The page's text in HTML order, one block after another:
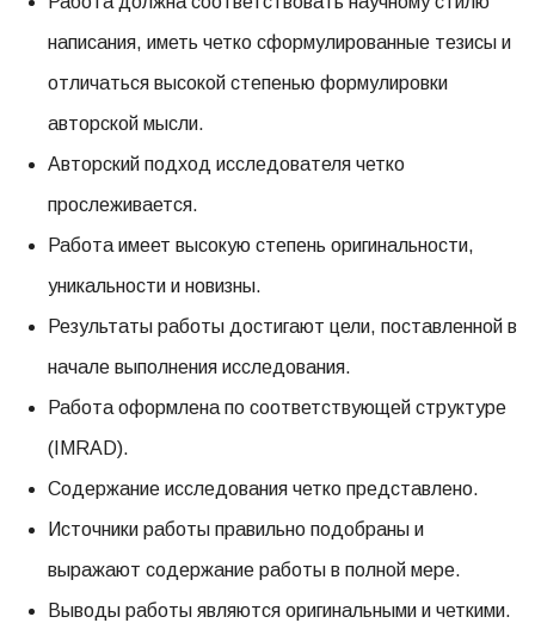
написания, иметь четко сформулированные тезисы и
отличаться высокой степенью формулировки
авторской мысли.
Авторский подход исследователя четко
прослеживается.
Работа имеет высокую степень оригинальности,
уникальности и новизны.
Результаты работы достигают цели, поставленной в
начале выполнения исследования.
Работа оформлена по соответствующей структуре
(IMRAD).
Содержание исследования четко представлено.
Источники работы правильно подобраны и
выражают содержание работы в полной мере.
Выводы работы являются оригинальными и четкими.